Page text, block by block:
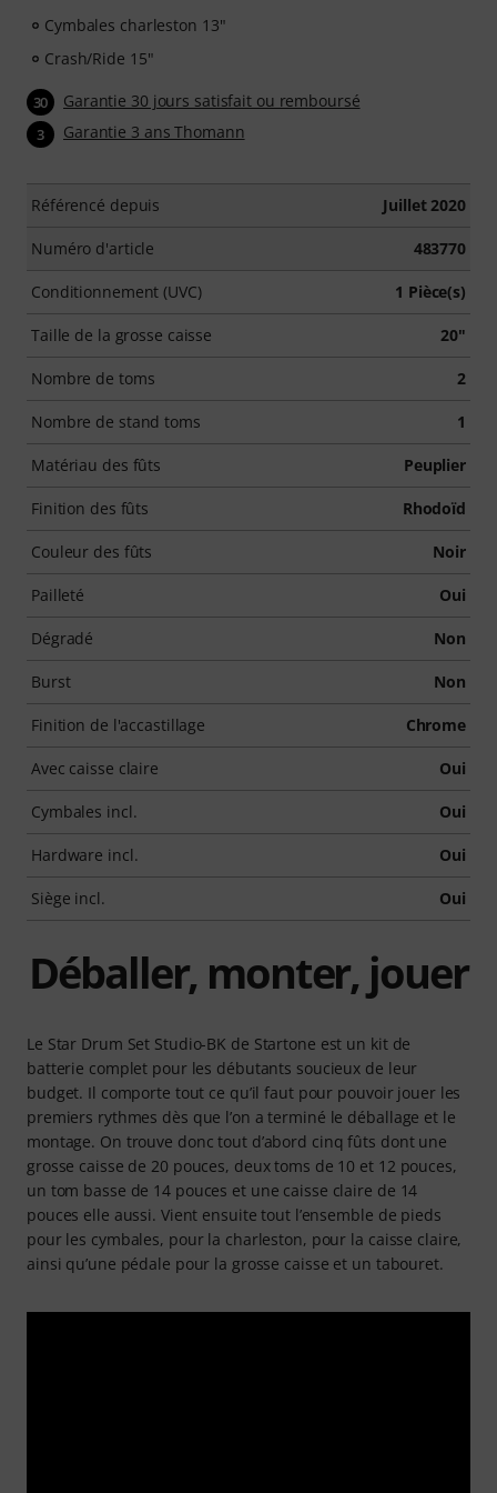
Cymbales charleston 13"
Crash/Ride 15"
30 Garantie 30 jours satisfait ou remboursé
3 Garantie 3 ans Thomann
Référencé depuis Juillet 2020
Numéro d'article 483770
Conditionnement (UVC) 1 Pièce(s)
Taille de la grosse caisse 20"
Nombre de toms 2
Nombre de stand toms 1
Matériau des fûts Peuplier
Finition des fûts Rhodoïd
Couleur des fûts Noir
Pailleté Oui
Dégradé Non
Burst Non
Finition de l'accastillage Chrome
Avec caisse claire Oui
Cymbales incl. Oui
Hardware incl. Oui
Siège incl. Oui
Déballer, monter, jouer
Le Star Drum Set Studio-BK de Startone est un kit de
batterie complet pour les débutants soucieux de leur
budget. Il comporte tout ce qu’il faut pour pouvoir jouer les
premiers rythmes dès que l’on a terminé le déballage et le
montage. On trouve donc tout d’abord cinq fûts dont une
grosse caisse de 20 pouces, deux toms de 10 et 12 pouces,
un tom basse de 14 pouces et une caisse claire de 14
pouces elle aussi. Vient ensuite tout l’ensemble de pieds
pour les cymbales, pour la charleston, pour la caisse claire,
ainsi qu’une pédale pour la grosse caisse et un tabouret.